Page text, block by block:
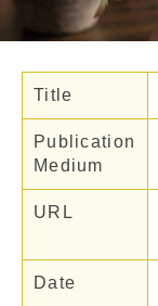
Title
Publication
Medium
URL
Date